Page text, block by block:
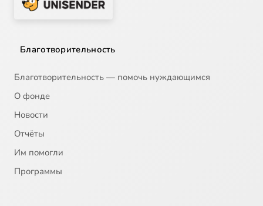
Благотворительность
Благотворительность — помочь нуждающимся
О фонде
Новости
Отчёты
Им помогли
Программы